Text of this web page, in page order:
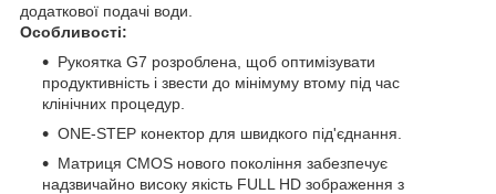
додаткової подачі води.
Особливості:
Рукоятка G7 розроблена, щоб оптимізувати
продуктивність і звести до мінімуму втому під час
клінічних процедур.
ONE-STEP конектор для швидкого під'єднання.
Матриця CMOS нового покоління забезпечує
надзвичайно високу якість FULL HD зображення з